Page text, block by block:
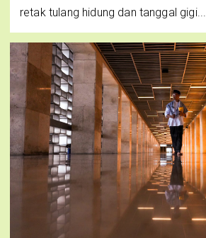
retak tulang hidung dan tanggal gigi...